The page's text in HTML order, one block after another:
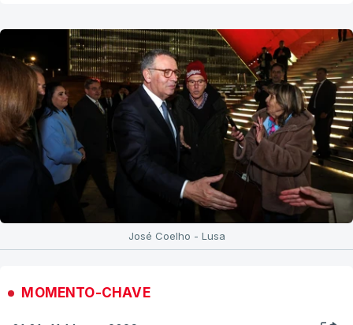
José Coelho - Lusa
MOMENTO-CHAVE